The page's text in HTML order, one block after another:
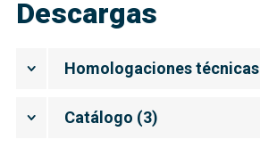
Descargas
Homologaciones técnicas
Catálogo (3)